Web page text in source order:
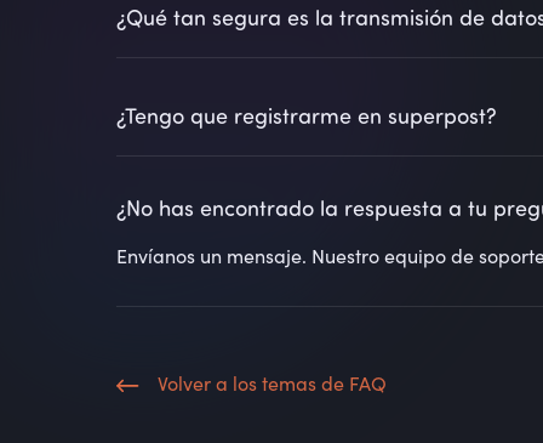
la carta como PDF o reenviarla directamente
¿Qué tan segura es la transmisión de
¿Tengo que registrarme en superpost?
¿No has encontrado la respuesta a tu
Envíanos un mensaje. Nuestro equipo de
Volver a los temas de FAQ